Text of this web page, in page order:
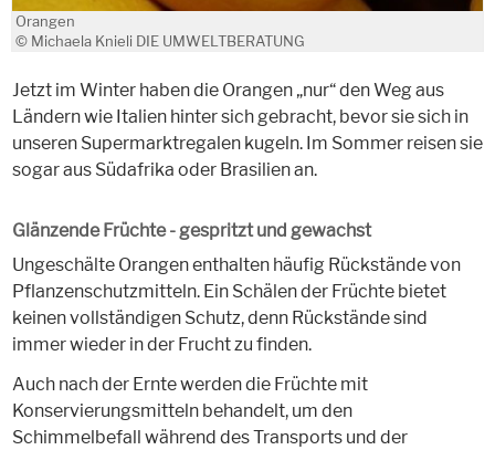
Orangen
© Michaela Knieli DIE UMWELTBERATUNG
Jetzt im Winter haben die Orangen „nur“ den Weg aus
Ländern wie Italien hinter sich gebracht, bevor sie sich in
unseren Supermarktregalen kugeln. Im Sommer reisen sie
sogar aus Südafrika oder Brasilien an.
Glänzende Früchte - gespritzt und gewachst
Ungeschälte Orangen enthalten häufig Rückstände von
Pflanzenschutzmitteln. Ein Schälen der Früchte bietet
keinen vollständigen Schutz, denn Rückstände sind
immer wieder in der Frucht zu finden.
Auch nach der Ernte werden die Früchte mit
Konservierungsmitteln behandelt, um den
Schimmelbefall während des Transports und der